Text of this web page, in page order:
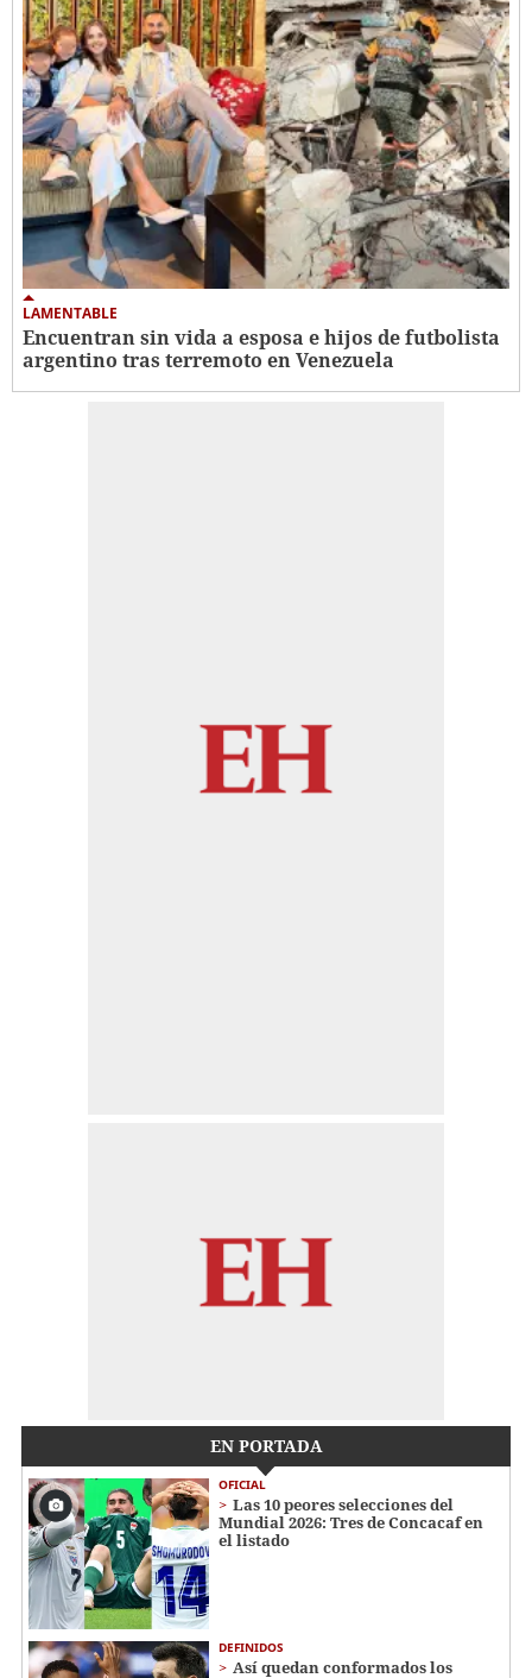
LAMENTABLE
Encuentran sin vida a esposa e hijos de futbolista
argentino tras terremoto en Venezuela
EN PORTADA
OFICIAL
Las 10 peores selecciones del
Mundial 2026: Tres de Concacaf en
el listado
DEFINIDOS
Así quedan conformados los